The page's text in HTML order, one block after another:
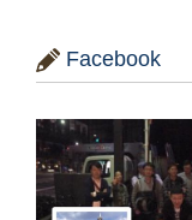
Facebook